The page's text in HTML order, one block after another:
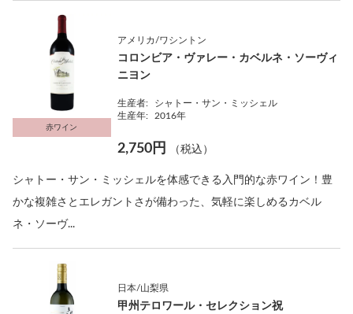
赤ワイン
アメリカ/ワシントン
コロンビア・ヴァレー・カベルネ・ソーヴィ
ニヨン
生産者:
シャトー・サン・ミッシェル
生産年:
2016年
2,750円 （税込）
シャトー・サン・ミッシェルを体感できる入門的な赤ワイン！豊
かな複雑さとエレガントさが備わった、気軽に楽しめるカベル
ネ・ソーヴ...
日本/山梨県
甲州テロワール・セレクション祝